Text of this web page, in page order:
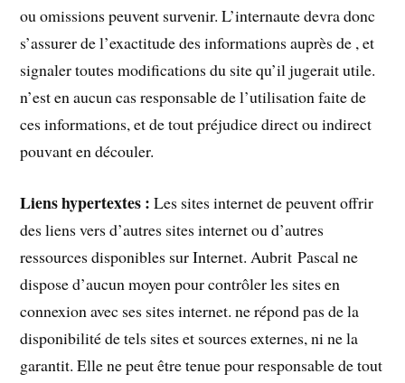
ou omissions peuvent survenir. L’internaute devra donc
s’assurer de l’exactitude des informations auprès de , et
signaler toutes modifications du site qu’il jugerait utile.
n’est en aucun cas responsable de l’utilisation faite de
ces informations, et de tout préjudice direct ou indirect
pouvant en découler.
Liens hypertextes : Les sites internet de peuvent offrir
des liens vers d’autres sites internet ou d’autres
ressources disponibles sur Internet. Aubrit Pascal ne
dispose d’aucun moyen pour contrôler les sites en
connexion avec ses sites internet. ne répond pas de la
disponibilité de tels sites et sources externes, ni ne la
garantit. Elle ne peut être tenue pour responsable de tout